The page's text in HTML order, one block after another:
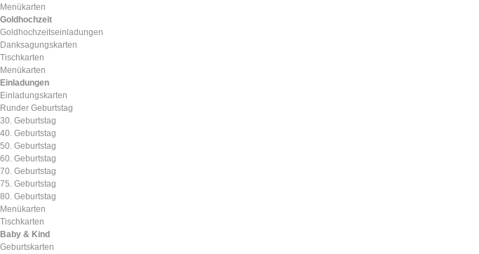
Menükarten
Goldhochzeit
Goldhochzeitseinladungen
Danksagungskarten
Tischkarten
Menükarten
Einladungen
Einladungskarten
Runder Geburtstag
30. Geburtstag
40. Geburtstag
50. Geburtstag
60. Geburtstag
70. Geburtstag
75. Geburtstag
80. Geburtstag
Menükarten
Tischkarten
Baby & Kind
Geburtskarten